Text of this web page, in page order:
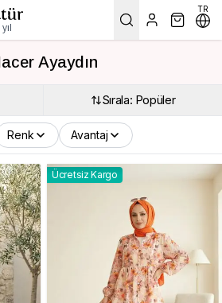
TR
Ayaydın
Sırala: Popüler
Renk Avantaj
Ücretsiz Kargo